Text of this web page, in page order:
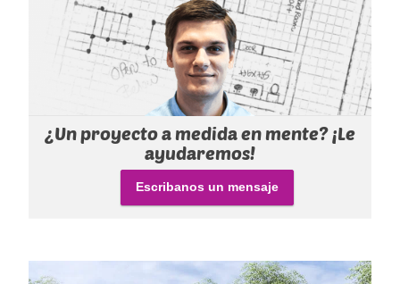
¿Un proyecto a medida en mente? ¡Le
ayudaremos!
Escribanos un mensaje